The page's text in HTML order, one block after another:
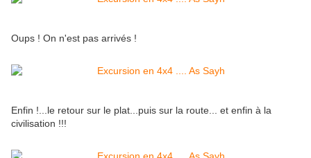
Oups ! On n'est pas arrivés !
Enfin !...le retour sur le plat...puis sur la route... et enfin à la
civilisation !!!